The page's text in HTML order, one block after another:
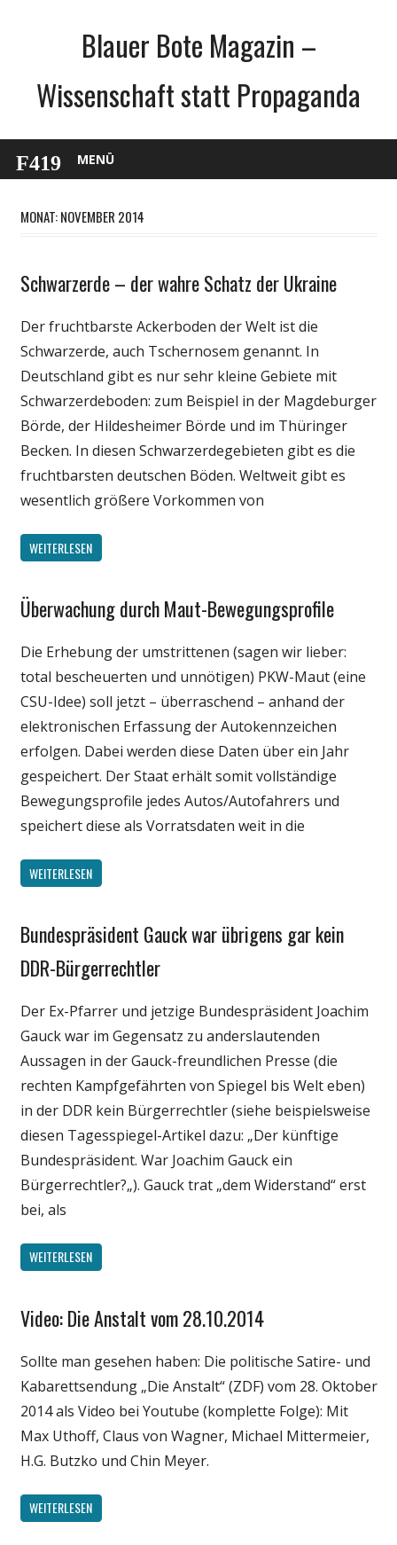
Blauer Bote Magazin –
Wissenschaft statt Propaganda
MENÜ
MONAT: NOVEMBER 2014
Politik
Wissenschaft
Schwarzerde – der wahre Schatz der Ukraine
Der fruchtbarste Ackerboden der Welt ist die
Schwarzerde, auch Tschernosem genannt. In
Deutschland gibt es nur sehr kleine Gebiete mit
Schwarzerdeboden: zum Beispiel in der Magdeburger
Börde, der Hildesheimer Börde und im Thüringer
Becken. In diesen Schwarzerdegebieten gibt es die
fruchtbarsten deutschen Böden. Weltweit gibt es
wesentlich größere Vorkommen von
WEITERLESEN
Gesellschaft
Politik
Technik
Überwachung durch Maut-Bewegungsprofile
Die Erhebung der umstrittenen (sagen wir lieber:
total bescheuerten und unnötigen) PKW-Maut (eine
CSU-Idee) soll jetzt – überraschend – anhand der
elektronischen Erfassung der Autokennzeichen
erfolgen. Dabei werden diese Daten über ein Jahr
gespeichert. Der Staat erhält somit vollständige
Bewegungsprofile jedes Autos/Autofahrers und
speichert diese als Vorratsdaten weit in die
WEITERLESEN
Gesellschaft
Bundespräsident Gauck war übrigens gar kein
DDR-Bürgerrechtler
Der Ex-Pfarrer und jetzige Bundespräsident Joachim
Gauck war im Gegensatz zu anderslautenden
Aussagen in der Gauck-freundlichen Presse (die
rechten Kampfgefährten von Spiegel bis Welt eben)
in der DDR kein Bürgerrechtler (siehe beispielsweise
diesen Tagesspiegel-Artikel dazu: „Der künftige
Bundespräsident. War Joachim Gauck ein
Bürgerrechtler?„). Gauck trat „dem Widerstand“ erst
bei, als
WEITERLESEN
Gesellschaft
Medien
Politik
Unterhaltung
Webfundstück
Video: Die Anstalt vom 28.10.2014
Sollte man gesehen haben: Die politische Satire- und
Kabarettsendung „Die Anstalt“ (ZDF) vom 28. Oktober
2014 als Video bei Youtube (komplette Folge): Mit
Max Uthoff, Claus von Wagner, Michael Mittermeier,
H.G. Butzko und Chin Meyer.
WEITERLESEN